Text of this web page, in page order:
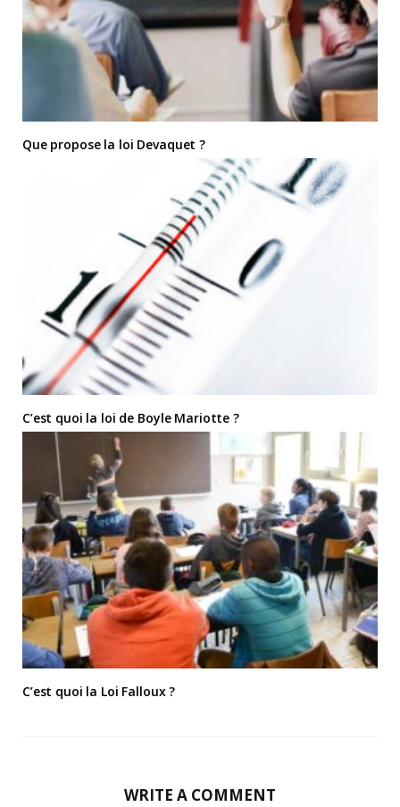
Que propose la loi Devaquet ?
C’est quoi la loi de Boyle Mariotte ?
C’est quoi la Loi Falloux ?
WRITE A COMMENT